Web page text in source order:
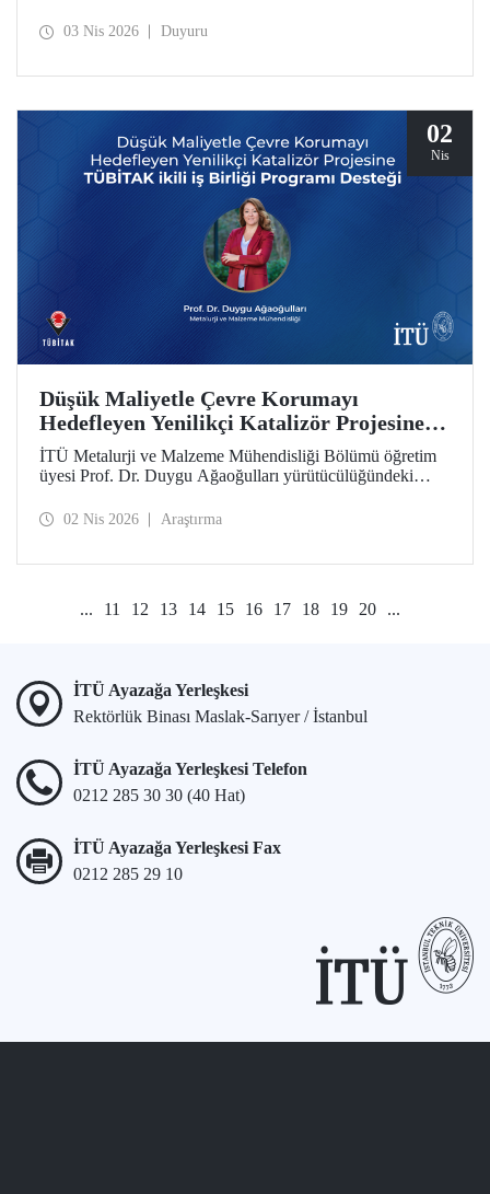
kurgulandı. Programın yeni döneminde, girişimlerin
03 Nis 2026 Duyuru
02
Nis
Düşük Maliyetle Çevre Korumayı
Hedefleyen Yenilikçi Katalizör Projesine
TÜBİTAK İkili İş Birliği Programı Desteği
İTÜ Metalurji ve Malzeme Mühendisliği Bölümü öğretim
üyesi Prof. Dr. Duygu Ağaoğulları yürütücülüğündeki
Akademisi (BAS) ile İkili İşbirliği Programı” kapsamında
02 Nis 2026 Araştırma
... 11 12 13 14 15 16 17 18 19 20 ...
İTÜ Ayazağa Yerleşkesi
Rektörlük Binası Maslak-Sarıyer / İstanbul
İTÜ Ayazağa Yerleşkesi Telefon
0212 285 30 30 (40 Hat)
İTÜ Ayazağa Yerleşkesi Fax
0212 285 29 10